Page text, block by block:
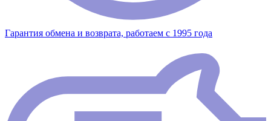
Гарантия обмена и возврата, работаем с 1995 года